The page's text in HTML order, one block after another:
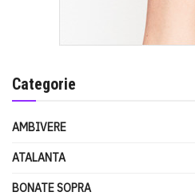
Categorie
AMBIVERE
ATALANTA
BONATE SOPRA